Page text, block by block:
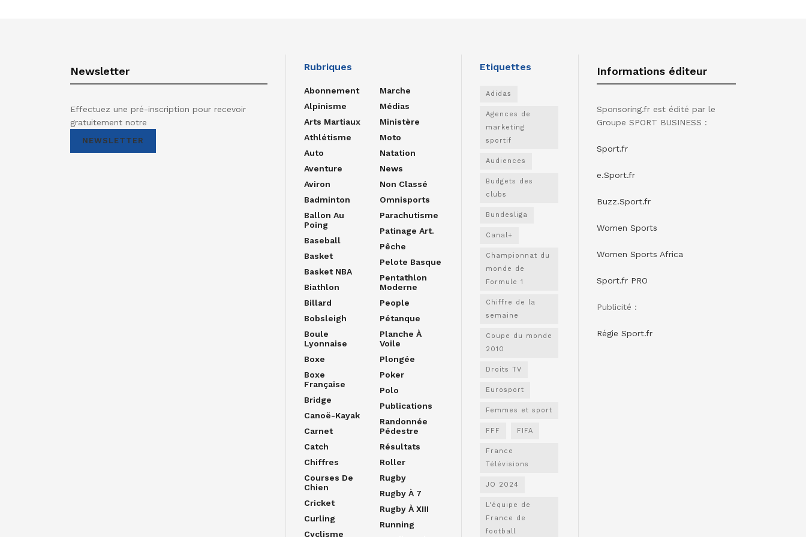
Newsletter
Effectuez une pré-inscription pour recevoir
gratuitement notre
NEWSLETTER
Rubriques
Abonnement
Alpinisme
Arts Martiaux
Athlétisme
Auto
Aventure
Aviron
Badminton
Ballon Au
Poing
Baseball
Basket
Basket NBA
Biathlon
Billard
Bobsleigh
Boule
Lyonnaise
Boxe
Boxe
Française
Bridge
Canoë-Kayak
Carnet
Catch
Chiffres
Courses De
Chien
Cricket
Curling
Cyclisme
Marche
Médias
Ministère
Moto
Natation
News
Non Classé
Omnisports
Parachutisme
Patinage Art.
Pêche
Pelote Basque
Pentathlon
Moderne
People
Pétanque
Planche À
Voile
Plongée
Poker
Polo
Publications
Randonnée
Pédestre
Résultats
Roller
Rugby
Rugby À 7
Rugby À XIII
Running
Etiquettes
Adidas
Agences de
marketing
sportif
Audiences
Budgets des
clubs
Bundesliga
Canal+
Championnat du
monde de
Formule 1
Chiffre de la
semaine
Coupe du monde
2010
Droits TV
Eurosport
Femmes et sport
FFF FIFA
France
Télévisions
JO 2024
L'équipe de
France de
football
Informations éditeur
Sponsoring.fr est édité par le
Groupe SPORT BUSINESS :
Sport.fr
e.Sport.fr
Buzz.Sport.fr
Women Sports
Women Sports Africa
Sport.fr PRO
Publicité :
Régie Sport.fr